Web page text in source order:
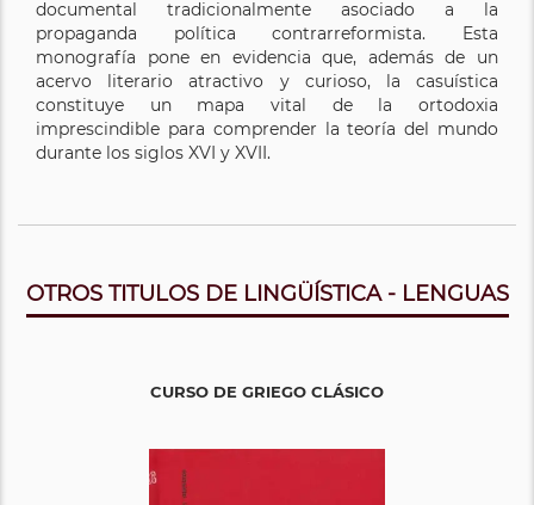
documental tradicionalmente asociado a la
propaganda política contrarreformista. Esta
monografía pone en evidencia que, además de un
acervo literario atractivo y curioso, la casuística
constituye un mapa vital de la ortodoxia
imprescindible para comprender la teoría del mundo
durante los siglos XVI y XVII.
OTROS TITULOS DE LINGÜÍSTICA - LENGUAS
CURSO DE GRIEGO CLÁSICO